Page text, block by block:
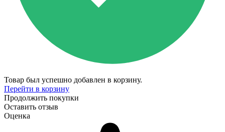
Товар был успешно добавлен в корзину.
Перейти в корзину
Продолжить покупки
Оставить отзыв
Оценка